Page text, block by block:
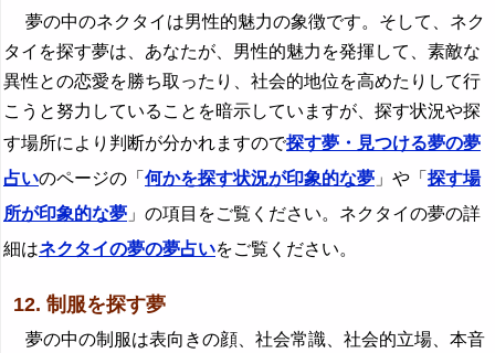
夢の中のネクタイは男性的魅力の象徴です。そして、ネク
タイを探す夢は、あなたが、男性的魅力を発揮して、素敵な
異性との恋愛を勝ち取ったり、社会的地位を高めたりして行
こうと努力していることを暗示していますが、探す状況や探
す場所により判断が分かれますので探す夢・見つける夢の夢
占いのページの「 何かを探す状況が印象的な夢 」や「 探す場
所が印象的な夢 」の項目をご覧ください。ネクタイの夢の詳
細はネクタイの夢の夢占いをご覧ください。
12. 制服を探す夢
夢の中の制服は表向きの顔、社会常識、社会的立場、本音